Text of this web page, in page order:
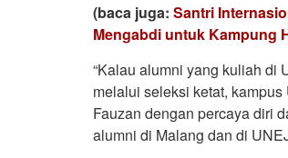
(baca juga: Santri
Mengabdi untuk Kampung
“Kalau alumni yang kuliah di
melalui seleksi ketat, kampus
Fauzan dengan percaya diri
alumni di Malang dan di